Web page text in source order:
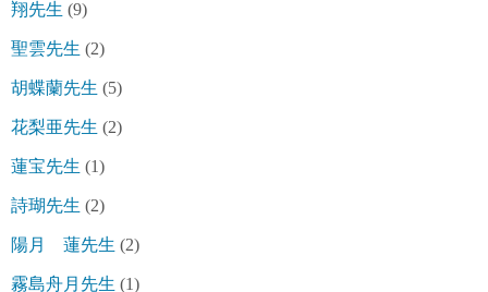
翔先生 (9)
聖雲先生 (2)
胡蝶蘭先生 (5)
花梨亜先生 (2)
蓮宝先生 (1)
詩瑚先生 (2)
陽月 蓮先生 (2)
霧島舟月先生 (1)